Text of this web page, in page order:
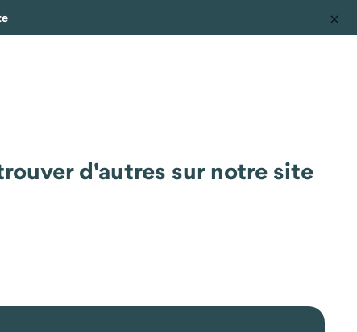
d'autres sur notre site